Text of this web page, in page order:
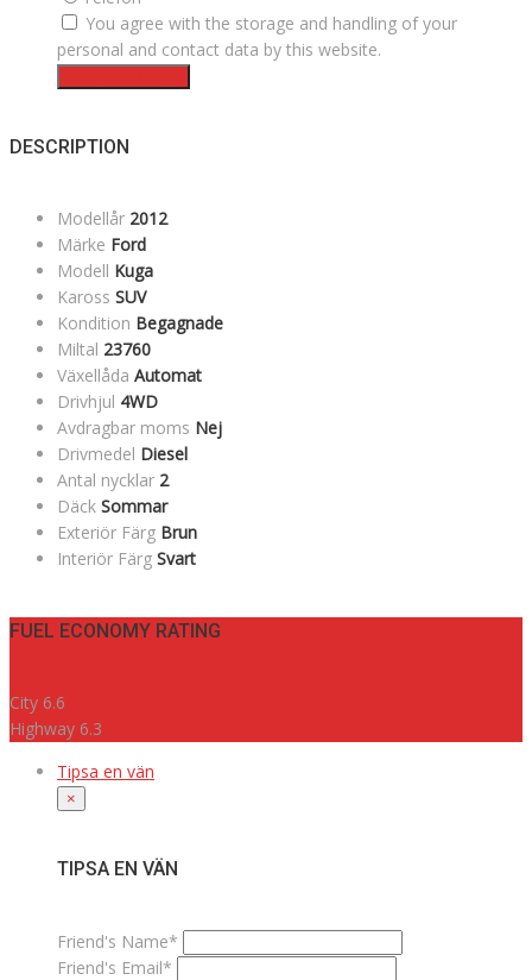
You agree with the storage and handling of your
personal and contact data by this website.
DESCRIPTION
Modellår 2012
Märke Ford
Modell Kuga
Kaross SUV
Kondition Begagnade
Miltal 23760
Växellåda Automat
Drivhjul 4WD
Avdragbar moms Nej
Drivmedel Diesel
Antal nycklar 2
Däck Sommar
Exteriör Färg Brun
Interiör Färg Svart
FUEL ECONOMY RATING
City 6.6
Highway 6.3
Tipsa en vän
×
TIPSA EN VÄN
Friend's Name*
Friend's Email*